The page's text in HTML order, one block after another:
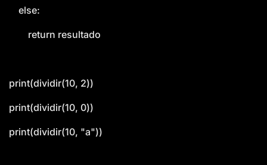
else:
return resultado
print(dividir(10, 2))
print(dividir(10, 0))
print(dividir(10, "a"))